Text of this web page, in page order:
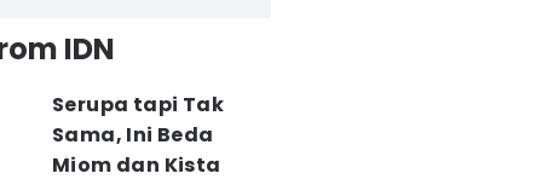
IDN
Serupa tapi Tak
Sama, Ini Beda
Miom dan Kista